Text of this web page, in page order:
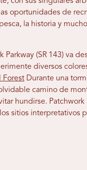
oportunidades de
la historia y
Parkway (SR 143) va
diversos
ForestDurante una
camino de
hundirse.
sitios interpretativos